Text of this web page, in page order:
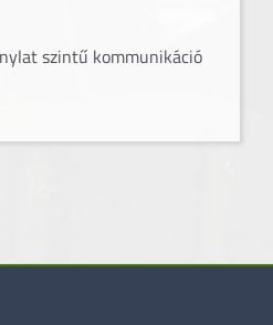
szintű kommunikáció